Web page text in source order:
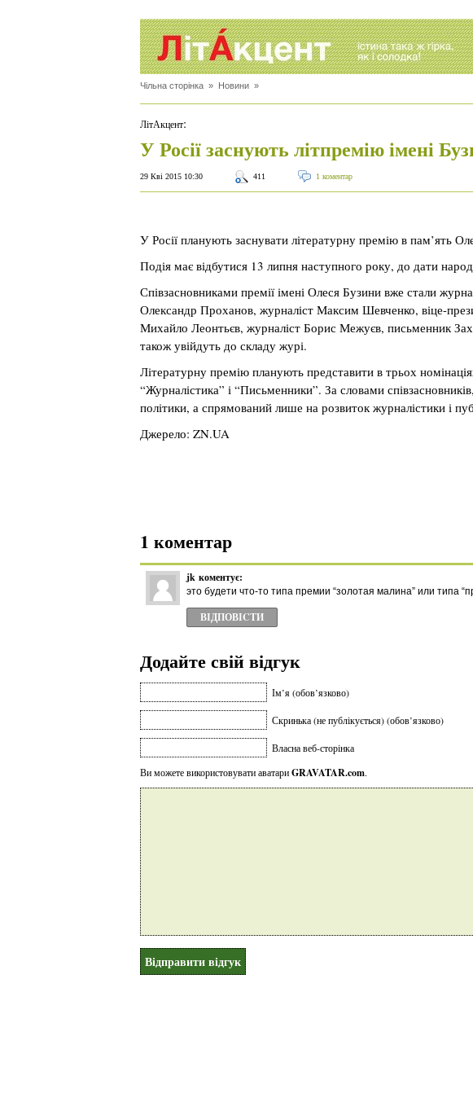
Чільна сторінка » Новини »
ЛітАкцент:
У Росії заснують літпремію імені
29 Кві 2015 10:30 411 1 коментар
У Росії планують заснувати літературну премію в пам’ять
Подія має відбутися 13 липня наступного року, до дати
Співзасновниками премії імені Олеся Бузини вже стали
Олександр Проханов, журналіст Максим Шевченко, віце-
Михайло Леонтьєв, журналіст Борис Межуєв, письменник
також увійдуть до складу журі.
Літературну премію планують представити в трьох
“Журналістика” і “Письменники”. За словами
політики, а спрямований лише на розвиток журналістики і
Джерело: ZN.UA
1 коментар
jk коментує:
это будети что-то типа премии “золотая малина” или типа
ВІДПОВІCТИ
Додайте свій відгук
Ім’я (обов’язково)
Скринька (не публікується) (обов’язково)
Власна веб-сторінка
Ви можете використовувати аватариGRAVATAR.com.